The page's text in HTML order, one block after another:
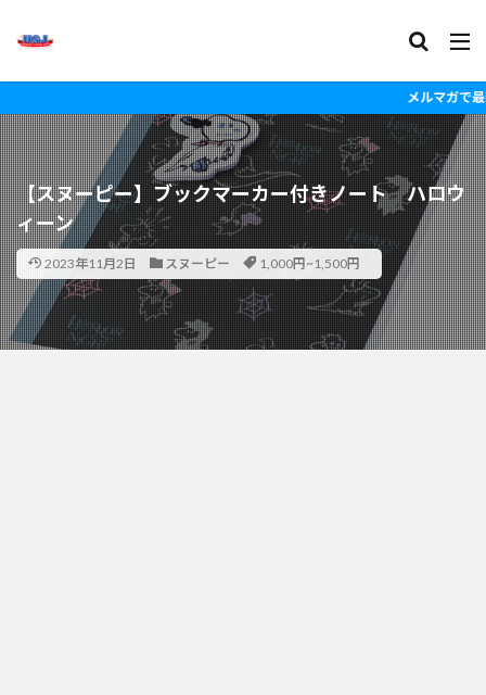
メルマガで最新の
【スヌーピー】ブックマーカー付きノート ハロウ
ィーン
2023年11月2日 スヌーピー 1,000円~1,500円